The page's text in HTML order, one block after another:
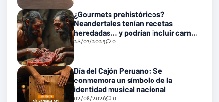
¿Gourmets prehistóricos?
Neandertales tenían recetas
heredadas… y podrían incluir carne
con gusanos
28/07/2025 0
Día del Cajón Peruano: Se
conmemora un símbolo de la
identidad musical nacional
02/08/2026 0